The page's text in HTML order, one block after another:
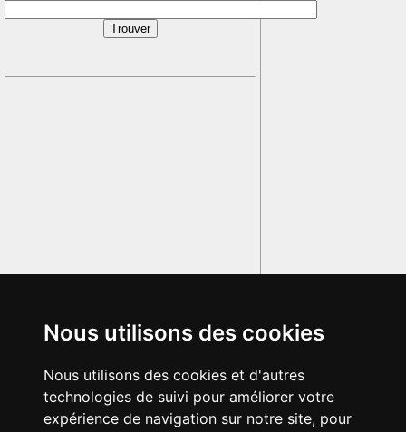
Nous utilisons des cookies
Nous utilisons des cookies et d'autres
technologies de suivi pour améliorer votre
expérience de navigation sur notre site, pour